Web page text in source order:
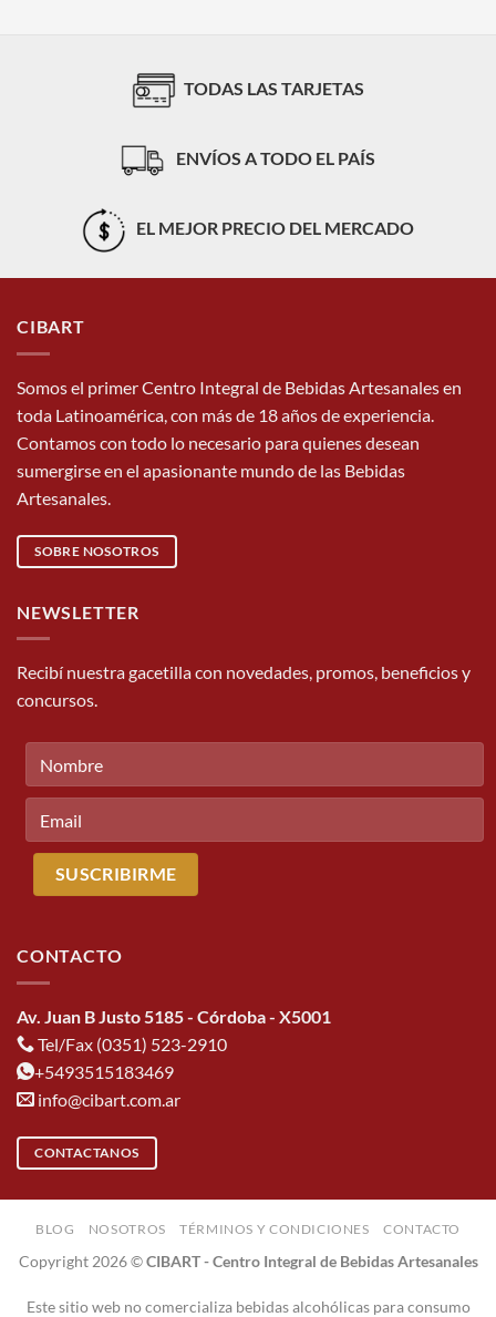
TODAS LAS TARJETAS
ENVÍOS A TODO EL PAÍS
EL MEJOR PRECIO DEL MERCADO
CIBART
Somos el primer Centro Integral de Bebidas Artesanales en
toda Latinoamérica, con más de 18 años de experiencia.
Contamos con todo lo necesario para quienes desean
sumergirse en el apasionante mundo de las Bebidas
Artesanales.
SOBRE NOSOTROS
NEWSLETTER
Recibí nuestra gacetilla con novedades, promos, beneficios y
concursos.
CONTACTO
Av. Juan B Justo 5185 - Córdoba - X5001
Tel/Fax (0351) 523-2910
+5493515183469
info@cibart.com.ar
CONTACTANOS
BLOG NOSOTROS TÉRMINOS Y CONDICIONES CONTACTO
Copyright 2026 ©CIBART - Centro Integral de Bebidas Artesanales
Este sitio web no comercializa bebidas alcohólicas para consumo